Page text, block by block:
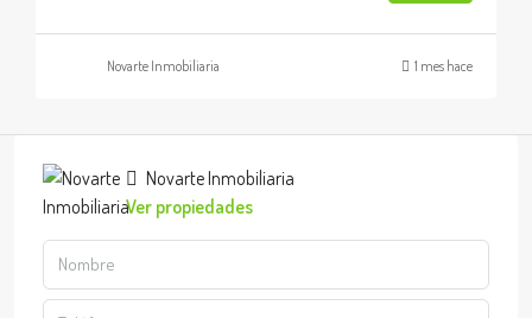
Novarte Inmobiliaria 1 mes hace
Novarte Inmobiliaria
Ver propiedades